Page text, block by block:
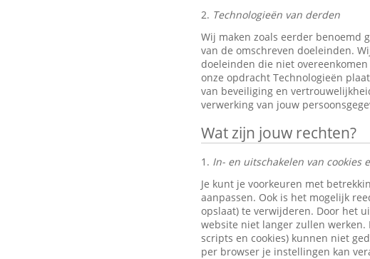
2. Technologieën van derden
Wij maken zoals eerder benoemd
van de omschreven doeleinden.
doeleinden die niet
onze opdracht Technologieën
van beveiliging en
verwerking van jouw
Wat zijn jouw rechten?
1. In- en uitschakelen van cookies
Je kunt je voorkeuren met
aanpassen. Ook is het mogelijk
opslaat) te verwijderen. Door het
website niet langer zullen werken.
scripts en cookies) kunnen niet
per browser je instellingen kan